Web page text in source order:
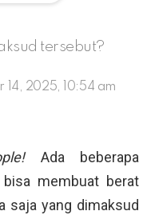
tersebut?
14, 2025, 10:54 am
Ada beberapa
membuat berat
saja yang dimaksud